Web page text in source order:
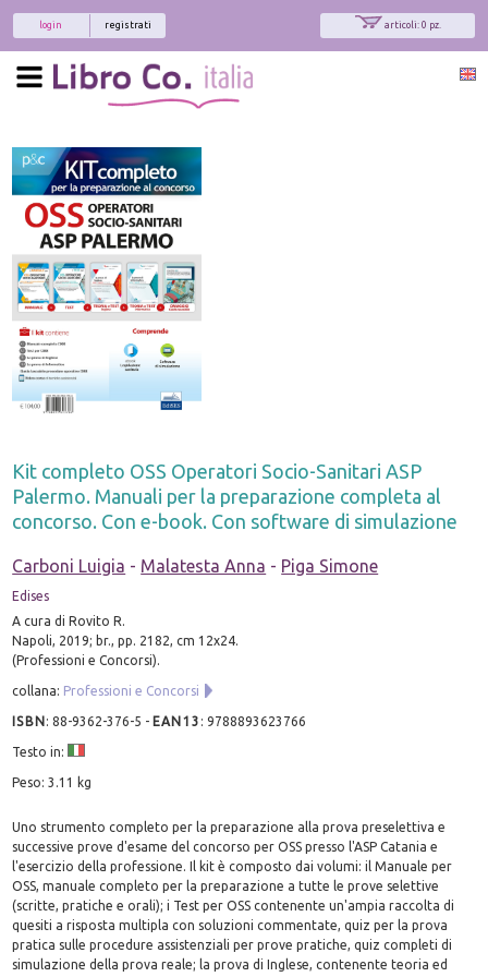
articoli: 0 pz.
registrati
login
Kit completo OSS Operatori Socio-Sanitari ASP
Palermo. Manuali per la preparazione completa al
concorso. Con e-book. Con software di simulazione
Carboni Luigia - Malatesta Anna - Piga Simone
Edises
A cura di Rovito R.
Napoli, 2019; br., pp. 2182, cm 12x24.
(Professioni e Concorsi).
collana: Professioni e Concorsi
ISBN:88-9362-376-5 - EAN13 :9788893623766
Testo in:
Peso: 3.11 kg
Uno strumento completo per la preparazione alla prova preselettiva e
successive prove d'esame del concorso per OSS presso l'ASP Catania e
l'esercizio della professione. Il kit è composto dai volumi: il Manuale per
OSS, manuale completo per la preparazione a tutte le prove selettive
(scritte, pratiche e orali); i Test per OSS contenente un'ampia raccolta di
quesiti a risposta multipla con soluzioni commentate, quiz per la prova
pratica sulle procedure assistenziali per prove pratiche, quiz completi di
simulazione della prova reale; la prova di Inglese, contenente teoria ed